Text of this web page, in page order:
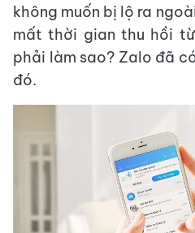
không muốn bị lộ ra
mất thời gian thu hồi
phải làm sao? Zalo đã
đó.